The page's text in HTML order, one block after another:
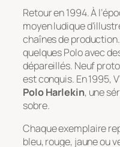
Retour en 1994. À
moyen ludique
chaînes de
quelques Polo avec
dépareillés. Neuf
est conquis. En 1995,
Polo Harlekin, une
sobre.
Chaque exemplaire
bleu, rouge, jaune ou